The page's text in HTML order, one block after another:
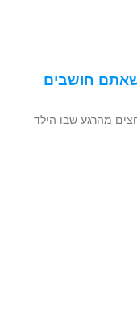
שאתם חושבים
מהרגע שבו הילד